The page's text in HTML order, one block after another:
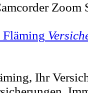
Fläming
Ihr